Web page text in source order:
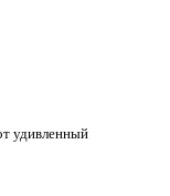
удивленный